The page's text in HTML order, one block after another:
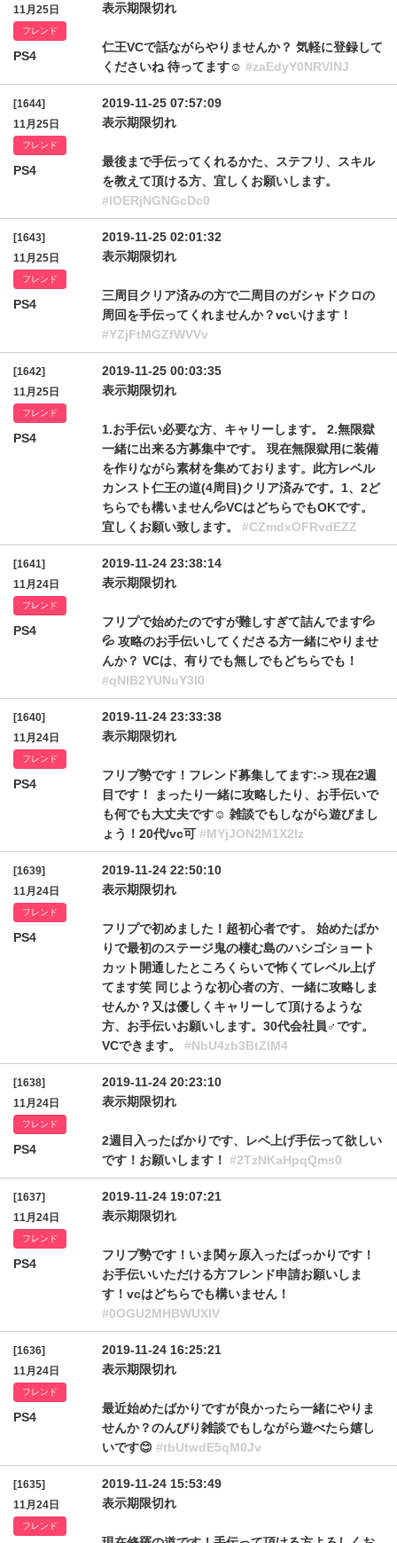
11月25日
フレンド
PS4
表示期限切れ
仁王VCで話ながらやりませんか？ 気軽に登録して
くださいね 待ってます☺️ #zaEdyY0NRVlNJ
[1644]
11月25日
フレンド
PS4
2019-11-25 07:57:09
表示期限切れ
最後まで手伝ってくれるかた、ステフリ、スキル
を教えて頂ける方、宜しくお願いします。
#lOERjNGNGcDc0
[1643]
11月25日
フレンド
PS4
2019-11-25 02:01:32
表示期限切れ
三周目クリア済みの方で二周目のガシャドクロの
周回を手伝ってくれませんか？vcいけます！
#YZjFtMGZfWVVv
[1642]
11月25日
フレンド
PS4
2019-11-25 00:03:35
表示期限切れ
1.お手伝い必要な方、キャリーします。 2.無限獄
一緒に出来る方募集中です。 現在無限獄用に装備
を作りながら素材を集めております。此方レベル
カンスト仁王の道(4周目)クリア済みです。1、2ど
ちらでも構いません💦VCはどちらでもOKです。
宜しくお願い致します。 #CZmdxOFRvdEZZ
[1641]
11月24日
フレンド
PS4
2019-11-24 23:38:14
表示期限切れ
フリプで始めたのですが難しすぎて詰んでます💦
💦 攻略のお手伝いしてくださる方一緒にやりませ
んか？ VCは、有りでも無しでもどちらでも！
#qNlB2YUNuY3I0
[1640]
11月24日
フレンド
PS4
2019-11-24 23:33:38
表示期限切れ
フリプ勢です！フレンド募集してます:-> 現在2週
目です！ まったり一緒に攻略したり、お手伝いで
も何でも大丈夫です☺ 雑談でもしながら遊びまし
ょう！20代/vc可 #MYjJON2M1X2lz
[1639]
11月24日
フレンド
PS4
2019-11-24 22:50:10
表示期限切れ
フリプで初めました！超初心者です。 始めたばか
りで最初のステージ鬼の棲む島のハシゴショート
カット開通したところくらいで怖くてレベル上げ
てます笑 同じような初心者の方、一緒に攻略しま
せんか？又は優しくキャリーして頂けるような
方、お手伝いお願いします。30代会社員♂です。
VCできます。 #NbU4zb3BtZlM4
[1638]
11月24日
フレンド
PS4
2019-11-24 20:23:10
表示期限切れ
2週目入ったばかりです、レベ上げ手伝って欲しい
です！お願いします！ #2TzNKaHpqQms0
[1637]
11月24日
フレンド
PS4
2019-11-24 19:07:21
表示期限切れ
フリプ勢です！いま関ヶ原入ったばっかりです！
お手伝いいただける方フレンド申請お願いしま
す！vcはどちらでも構いません！
#0OGU2MHBWUXlV
[1636]
11月24日
フレンド
PS4
2019-11-24 16:25:21
表示期限切れ
最近始めたばかりですが良かったら一緒にやりま
せんか？のんびり雑談でもしながら遊べたら嬉し
いです😊 #tbUtwdE5qM0Jv
[1635]
11月24日
フレンド
2019-11-24 15:53:49
表示期限切れ